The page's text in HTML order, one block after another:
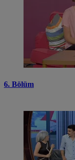
6. Bölüm